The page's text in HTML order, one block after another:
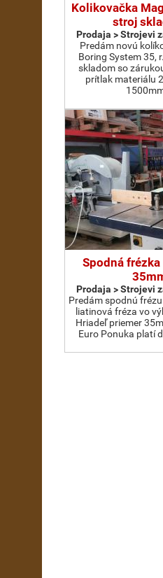
Kolikovačka
stroj
Prodaja > Strojevi
Predám novú
Boring System 35,
skladom so
prítlak materiálu
Spodná
Prodaja > Strojevi
Predám spodnú
liatinová fréza vo
Hriadeľ priemer
Euro Ponuka platí